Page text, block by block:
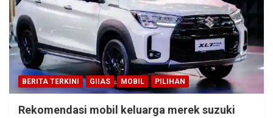
BERITA TERKINI GIIAS MOBIL PILIHAN
Rekomendasi mobil keluarga merek suzuki